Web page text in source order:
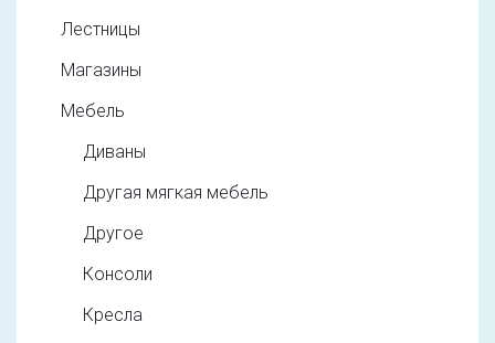
Лестницы
Магазины
Мебель
Диваны
Другая мягкая мебель
Другое
Консоли
Кресла